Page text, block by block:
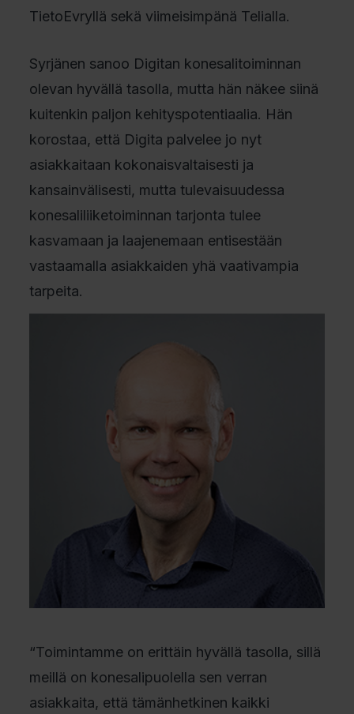
TietoEvryllä sekä viimeisimpänä Telialla.
Syrjänen sanoo Digitan konesalitoiminnan
olevan hyvällä tasolla, mutta hän näkee siinä
kuitenkin paljon kehityspotentiaalia. Hän
korostaa, että Digita palvelee jo nyt
asiakkaitaan kokonaisvaltaisesti ja
kansainvälisesti, mutta tulevaisuudessa
konesaliliiketoiminnan tarjonta tulee
kasvamaan ja laajenemaan entisestään
vastaamalla asiakkaiden yhä vaativampia
tarpeita.
“Toimintamme on erittäin hyvällä tasolla, sillä
meillä on konesalipuolella sen verran
asiakkaita, että tämänhetkinen kaikki